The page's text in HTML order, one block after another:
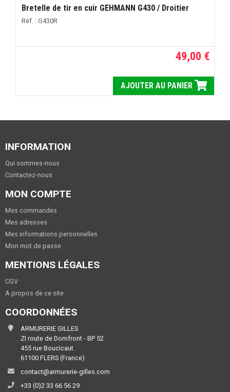
Bretelle de tir en cuir GEHMANN G430 / Droitier
Réf. : G430R
49,00 €
AJOUTER AU PANIER
INFORMATION
Qui sommes-nous
Contactez-nous
MON COMPTE
Mes commandes
Mes adresses
Mes informations personnelles
Mon mot de passe
MENTIONS LÉGALES
CGV
A propos de ce site
COORDONNÉES
ARMURERIE GILLES
ZI route de Domfront - BP 52
455 rue Boucicaut
61100 FLERS (France)
contact@armurerie-gilles.com
+33 (0)2 33 66 56 29